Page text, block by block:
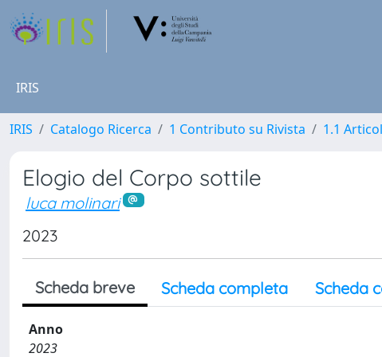
IRIS
IRIS Catalogo Ricerca 1 Contributo su Rivista 1.1
Elogio del Corpo sottile
luca molinari
2023
Scheda breve Scheda completa Scheda
Anno
2023